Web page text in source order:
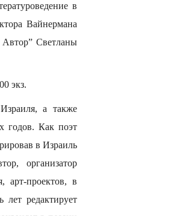
в
Вайнермана
Светланы
экз.
а также
годов. Как поэт
в Израиль
организатор
арт-проектов, в
лет редактирует